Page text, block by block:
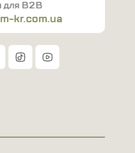
для B2B
kr.com.ua